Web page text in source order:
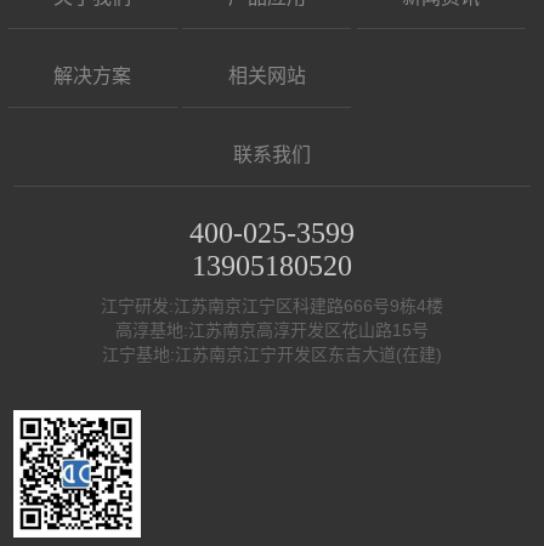
解决方案 相关网站
联系我们
400-025-3599
13905180520
江宁研发:江苏南京江宁区科建路666号9栋4楼
高淳基地:江苏南京高淳开发区花山路15号
江宁基地:江苏南京江宁开发区东吉大道(在建)